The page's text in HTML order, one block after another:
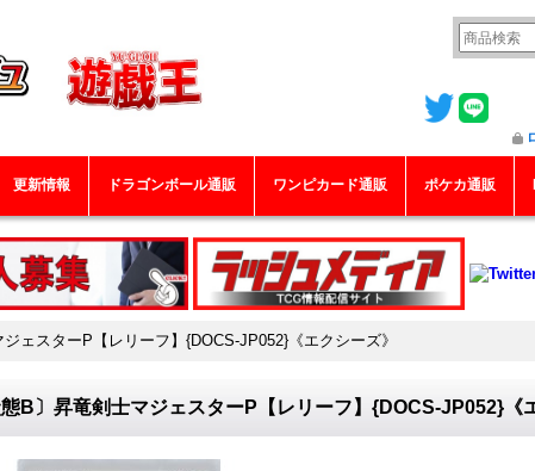
更新情報 ドラゴンボール通販 ワンピカード通販 ポケカ通販
ェスターP【レリーフ】{DOCS-JP052}《エクシーズ》
B〕昇竜剣士マジェスターP【レリーフ】{DOCS-JP052}《